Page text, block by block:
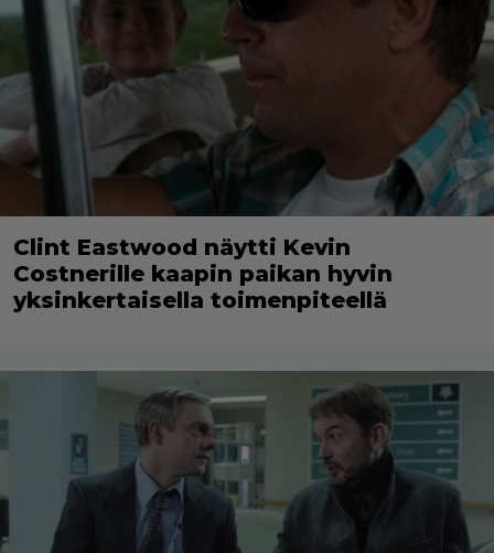
Clint Eastwood näytti Kevin
Costnerille kaapin paikan hyvin
yksinkertaisella toimenpiteellä